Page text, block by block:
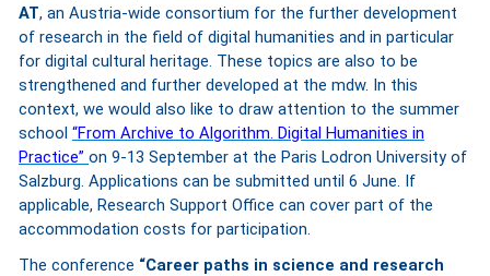
AT, an Austria-wide consortium for the further development
of research in the field of digital humanities and in particular
for digital cultural heritage. These topics are also to be
strengthened and further developed at the mdw. In this
context, we would also like to draw attention to the summer
school “From Archive to Algorithm. Digital Humanities in
Practice” on 9-13 September at the Paris Lodron University of
Salzburg. Applications can be submitted until 6 June. If
applicable, Research Support Office can cover part of the
accommodation costs for participation.
The conference “Career paths in science and research